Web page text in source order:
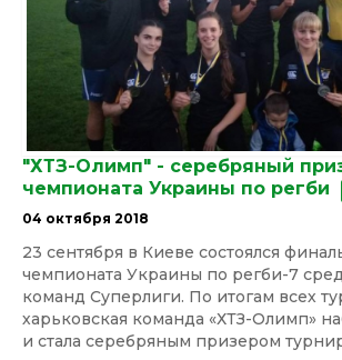
"ХТЗ-Олимп" - серебряный
чемпионата Украины по регби
04 октября 2018
23 сентября в Киеве состоялся
чемпионата Украины по регби-7
команд Суперлиги. По итогам всех
харьковская команда «ХТЗ-Олимп»
и стала серебряным призером